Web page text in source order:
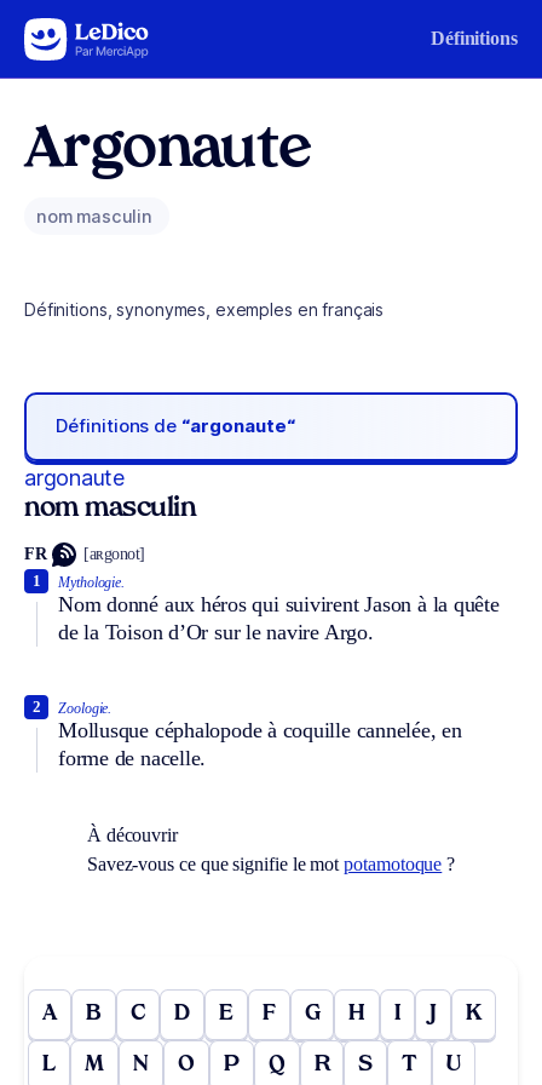
Aller au contenu Définitions
Argonaute
nom masculin
Définitions, synonymes, exemples en français
Définitions de “argonaute“
argonaute
nom masculin
FR [aʀgonot]
Mythologie.
Nom donné aux héros qui suivirent Jason à la quête
de la Toison d’Or sur le navire Argo.
1
Zoologie.
Mollusque céphalopode à coquille cannelée, en
forme de nacelle.
2
À découvrir
Savez-vous ce que signifie le motpotamotoque ?
A B C D E F G H I J K
L M N O P Q R S T U